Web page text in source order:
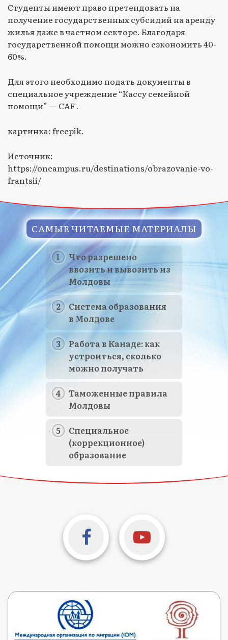
Студенты имеют право претендовать на
получение государственных субсидий на аренду
жилья даже в частном секторе. Благодаря
государственной помощи можно сэкономить 40-
60%.
Для этого необходимо подать документы в
специальное учреждение “Кассу семейной
помощи” — CAF .
картинка: freepik.
Источник:
https://oncampus.ru/destinations/obrazovanie-vo-
frantsii/
САМЫЕ ЧИТАЕМЫЕ МАТЕРИАЛЫ
Что разрешено
ввозить и вывозить из
Молдовы
Система образования
в Молдове
Работа в Канаде: как
устроиться, сколько
можно получать
Таможенные правила
Молдовы
Специальное
(коррекционное)
образование